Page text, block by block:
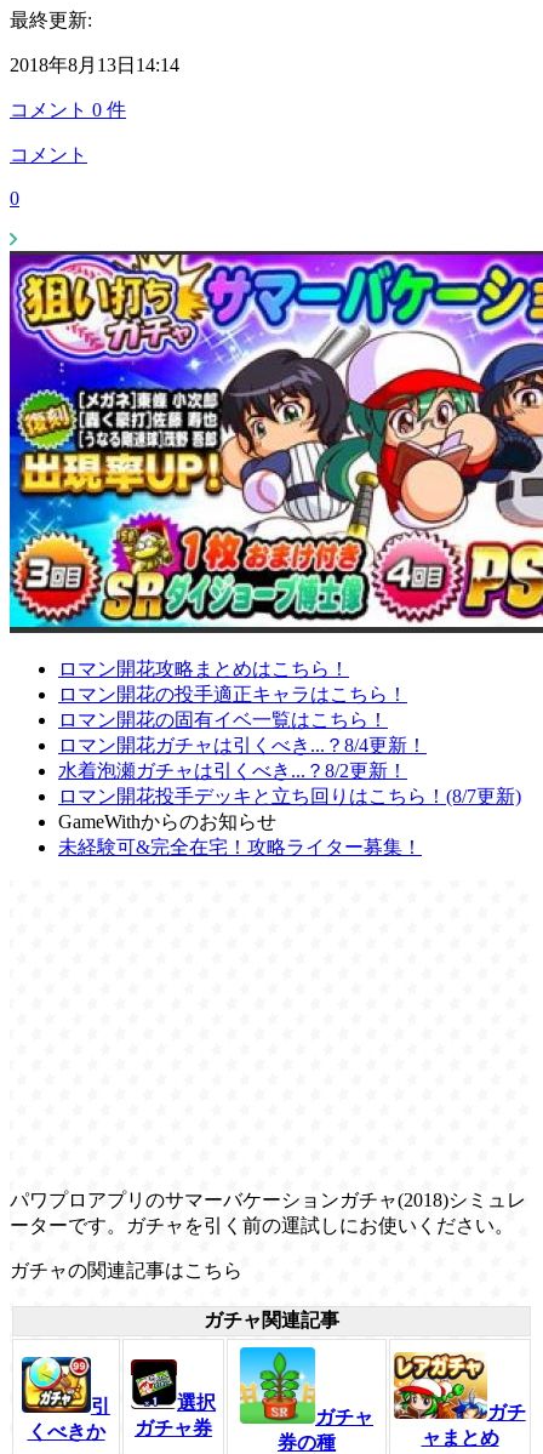
最終更新:
2018年8月13日14:14
コメント 0 件
コメント
0
ロマン開花攻略まとめはこちら！
ロマン開花の投手適正キャラはこちら！
ロマン開花の固有イベ一覧はこちら！
ロマン開花ガチャは引くべき...？8/4更新！
水着泡瀬ガチャは引くべき...？8/2更新！
ロマン開花投手デッキと立ち回りはこちら！(8/7更新)
GameWithからのお知らせ
未経験可&完全在宅！攻略ライター募集！
パワプロアプリのサマーバケーションガチャ(2018)シミュレ
ーターです。ガチャを引く前の運試しにお使いください。
ガチャの関連記事はこちら
ガチャ関連記事
引
くべきか
選択
ガチャ券
ガチャ
券の種
ガチ
ャまとめ